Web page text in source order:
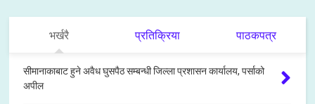
भर्खरै प्रतिक्रिया पाठकपत्र
सीमानाकाबाट हुने अवैध घुसपैठ सम्बन्धी जिल्ला प्रशासन कार्यालय, पर्साको
अपील